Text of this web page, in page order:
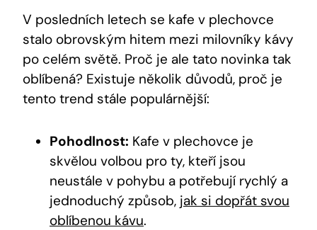
V posledních letech se kafe v plechovce
stalo obrovským hitem mezi milovníky kávy
po celém světě. Proč je ale tato novinka tak
oblíbená? Existuje několik důvodů, proč je
tento trend stále populárnější:
Pohodlnost: Kafe v plechovce je
skvělou volbou pro ty, kteří jsou
neustále v pohybu a potřebují rychlý a
jednoduchý způsob, jak si dopřát svou
oblíbenou kávu.